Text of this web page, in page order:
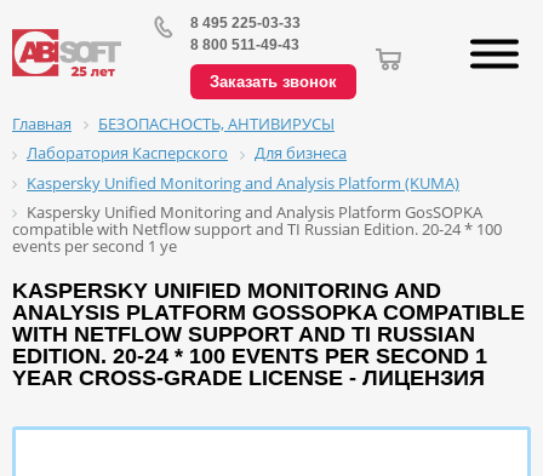
8 495 225-03-33
8 800 511-49-43
Заказать звонок
Главная
БЕЗОПАСНОСТЬ, АНТИВИРУСЫ
Лаборатория Касперского
Для бизнеса
Kaspersky Unified Monitoring and Analysis Platform (KUMA)
Kaspersky Unified Monitoring and Analysis Platform GosSOPKA
compatible with Netflow support and TI Russian Edition. 20-24 * 100
events per second 1 ye
KASPERSKY UNIFIED MONITORING AND
ANALYSIS PLATFORM GOSSOPKA COMPATIBLE
WITH NETFLOW SUPPORT AND TI RUSSIAN
EDITION. 20-24 * 100 EVENTS PER SECOND 1
YEAR CROSS-GRADE LICENSE - ЛИЦЕНЗИЯ